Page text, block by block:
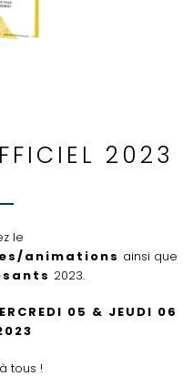
2023
le
animations ainsi que
2023.
05 & JEUDI 06
tous !